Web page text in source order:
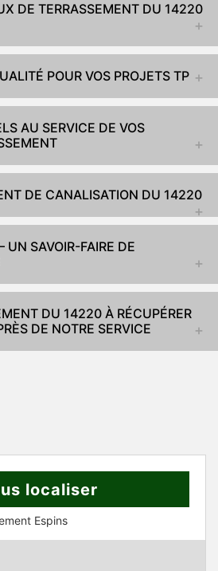
DE TERRASSEMENT DU 14220
POUR VOS PROJETS TP
AU SERVICE DE VOS
DE CANALISATION DU 14220
UN SAVOIR-FAIRE DE
DU 14220 À RÉCUPÉRER
DE NOTRE SERVICE
localiser
Espins